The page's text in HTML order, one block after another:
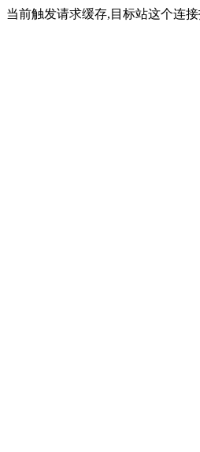
当前触发请求缓存,目标站这个连